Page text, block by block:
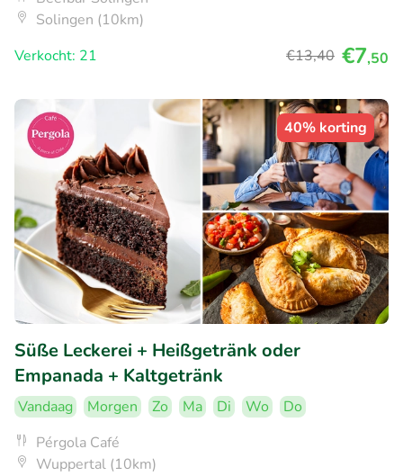
Solingen (10km)
Verkocht: 21
€13,40 €7,50
40% korting
Süße Leckerei + Heißgetränk oder
Empanada + Kaltgetränk
Vandaag Morgen Zo Ma Di Wo
Do
Pérgola Café
Wuppertal (10km)